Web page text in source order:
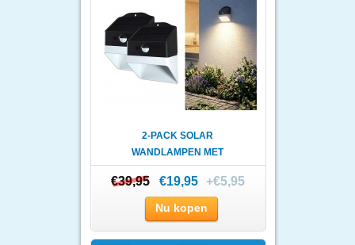
2-PACK SOLAR
WANDLAMPEN MET
BEWEGINGSSENSOR - KRAC..
€39,95
€39,95 €19,95 +€5,95
Nu kopen